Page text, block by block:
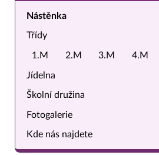
Nástěnka
Třídy
1.M 2.M 3.M 4.M
Jídelna
Školní družina
Fotogalerie
Kde nás najdete